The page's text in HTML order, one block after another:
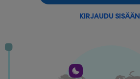
KIRJAUDU SISÄÄN